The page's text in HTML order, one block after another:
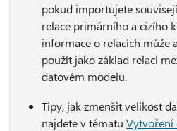
pokud importujete
relace primárního a cizího
informace o relacích může
použít jako základ relací
datovém modelu.
Tipy, jak zmenšit velikost
najdete v tématu Vytvoření